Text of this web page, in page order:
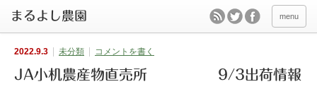
menu
2022.9.3 未分類 コメントを書く
JA小机農産物直売所 9/3出荷情報